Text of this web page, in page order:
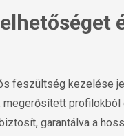
feszültség kezelése
garantálva a